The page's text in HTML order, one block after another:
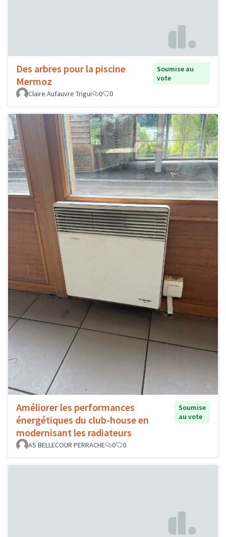
Des arbres pour la piscine
Mermoz
Soumise au
vote
Claire Aufauvre Trigui
0 0
Améliorer les performances
énergétiques du club-house en
modernisant les radiateurs
Soumise
au vote
AS BELLECOUR PERRACHE 0 0